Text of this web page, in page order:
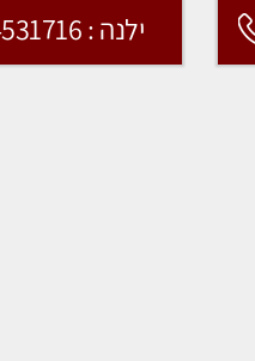
ילנה : 055-4531716